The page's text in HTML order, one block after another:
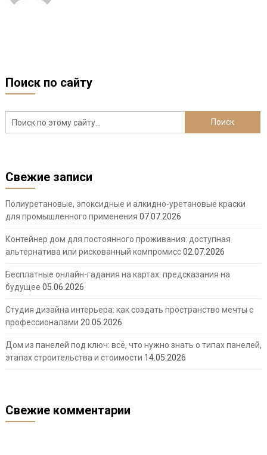
Поиск по сайту
Свежие записи
Полиуретановые, эпоксидные и алкидно-уретановые краски
для промышленного применения 07.07.2026
Контейнер дом для постоянного проживания: доступная
альтернатива или рискованный компромисс02.07.2026
Бесплатные онлайн-гадания на картах: предсказания на
будущее 05.06.2026
Студия дизайна интерьера: как создать пространство мечты с
профессионалами 20.05.2026
Дом из панелей под ключ: всё, что нужно знать о типах панелей,
этапах строительства и стоимости 14.05.2026
Свежие комментарии